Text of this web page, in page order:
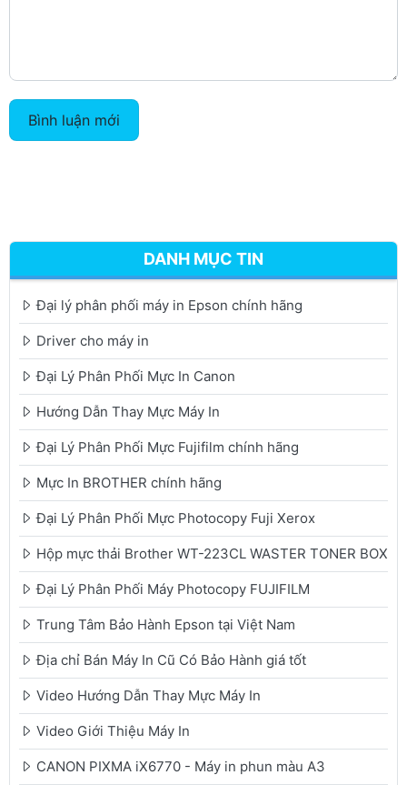
Bình luận mới
DANH MỤC TIN
Đại lý phân phối máy in Epson chính hãng
Driver cho máy in
Đại Lý Phân Phối Mực In Canon
Hướng Dẫn Thay Mực Máy In
Đại Lý Phân Phối Mực Fujifilm chính hãng
Mực In BROTHER chính hãng
Đại Lý Phân Phối Mực Photocopy Fuji Xerox
Hộp mực thải Brother WT-223CL WASTER TONER BOX
Đại Lý Phân Phối Máy Photocopy FUJIFILM
Trung Tâm Bảo Hành Epson tại Việt Nam
Địa chỉ Bán Máy In Cũ Có Bảo Hành giá tốt
Video Hướng Dẫn Thay Mực Máy In
Video Giới Thiệu Máy In
CANON PIXMA iX6770 - Máy in phun màu A3